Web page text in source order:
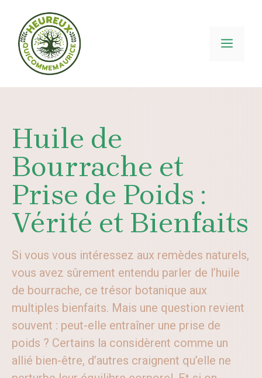
contenu
Huile de
Bourrache et
Prise de Poids :
Vérité et Bienfaits
Si vous vous intéressez aux remèdes naturels,
vous avez sûrement entendu parler de l’huile
de bourrache, ce trésor botanique aux
multiples bienfaits. Mais une question revient
souvent : peut-elle entraîner une prise de
poids ? Certains la considèrent comme un
allié bien-être, d’autres craignent qu’elle ne